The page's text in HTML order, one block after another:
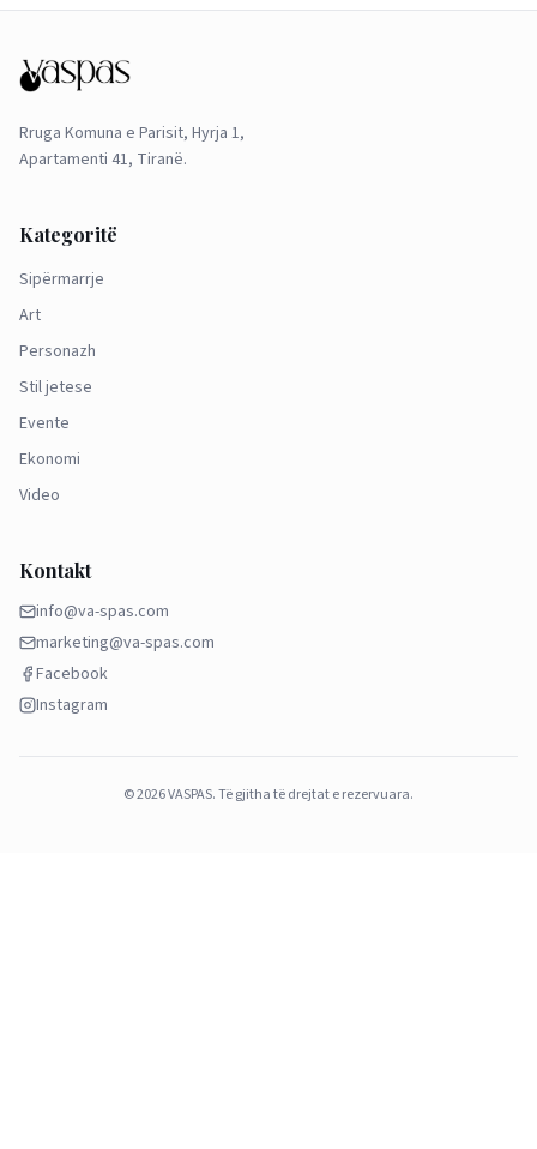
Rruga Komuna e Parisit, Hyrja 1,
Apartamenti 41, Tiranë.
Kategoritë
Sipërmarrje
Art
Personazh
Stil jetese
Evente
Ekonomi
Video
Kontakt
info@va-spas.com
marketing@va-spas.com
Facebook
Instagram
©2026VASPAS.Të gjitha të drejtat e rezervuara.